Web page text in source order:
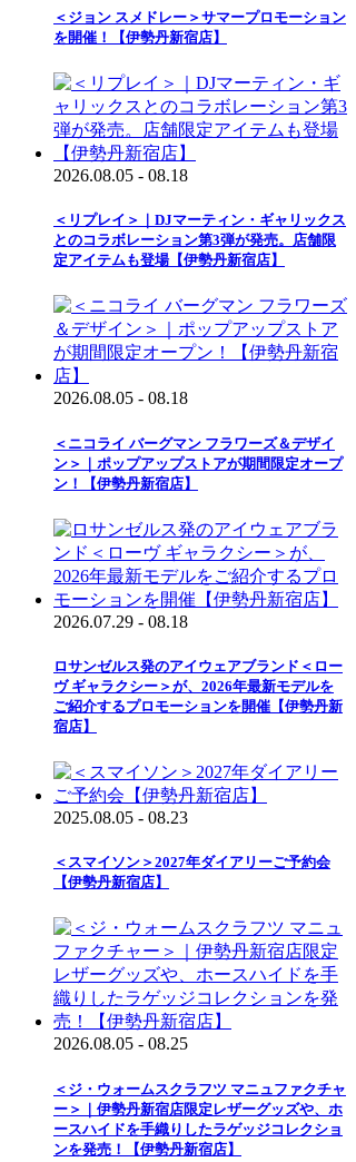
＜ジョン スメドレー＞サマープロモーション
を開催！【伊勢丹新宿店】
2026.08.05 - 08.18
＜リプレイ＞｜DJマーティン・ギャリックス
とのコラボレーション第3弾が発売。店舗限
定アイテムも登場【伊勢丹新宿店】
2026.08.05 - 08.18
＜ニコライ バーグマン フラワーズ＆デザイ
ン＞｜ポップアップストアが期間限定オープ
ン！【伊勢丹新宿店】
2026.07.29 - 08.18
ロサンゼルス発のアイウェアブランド＜ロー
ヴ ギャラクシー＞が、2026年最新モデルを
ご紹介するプロモーションを開催【伊勢丹新
宿店】
2025.08.05 - 08.23
＜スマイソン＞2027年ダイアリーご予約会
【伊勢丹新宿店】
2026.08.05 - 08.25
＜ジ・ウォームスクラフツ マニュファクチャ
ー＞｜伊勢丹新宿店限定レザーグッズや、ホ
ースハイドを手織りしたラゲッジコレクショ
ンを発売！【伊勢丹新宿店】